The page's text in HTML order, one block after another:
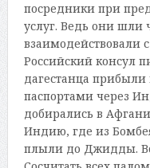
посредники при
услуг. Ведь они шли
взаимодействовали
Российский консул
дагестанца
паспортами через
добирались в
Индию, где из
плыли до Джидды.